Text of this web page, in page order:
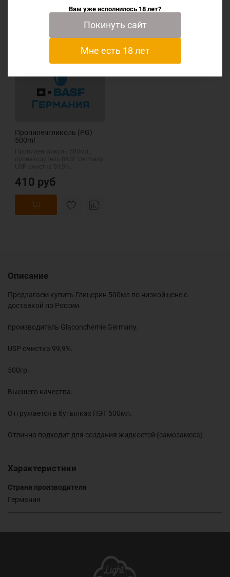
Сопутствующие товары
Пропиленгликоль (PG)
500ml
410 руб
Описание
Предлагаем купить Глицерин 500мл по низкой цене с
доставкой по России.
производитель Glaconchemie Germany.
USP очистка 99,9%.
500гр.
Высшего качества.
Отгружается в бутылках ПЭТ 500мл.
Отлично подходит для создания жидкостей (самозамеса)
Характеристики
Страна производителя
Германия
Вам уже исполнилось 18 лет?
Покинуть сайт
Мне есть 18 лет